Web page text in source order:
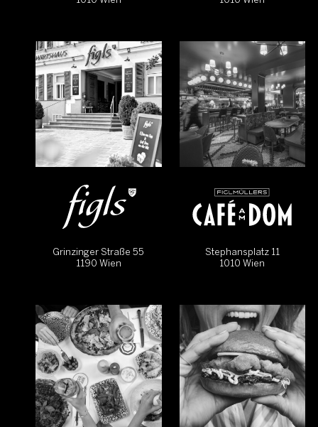
Grinzinger Straße 55
1190 Wien
Stephansplatz 11
1010 Wien